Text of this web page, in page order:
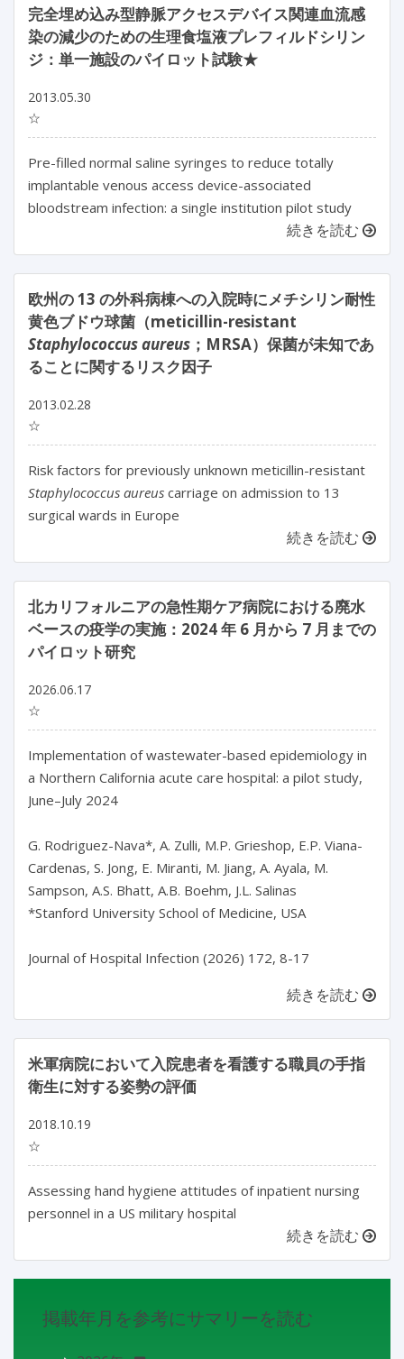
完全埋め込み型静脈アクセスデバイス関連血流感
染の減少のための生理食塩液プレフィルドシリン
ジ：単一施設のパイロット試験★
2013.05.30
☆
Pre-filled normal saline syringes to reduce totally
implantable venous access device-associated
bloodstream infection: a single institution pilot study
続きを読む
欧州の 13 の外科病棟への入院時にメチシリン耐性
黄色ブドウ球菌（meticillin-resistant
Staphylococcus aureus ；MRSA）保菌が未知であ
ることに関するリスク因子
2013.02.28
☆
Risk factors for previously unknown meticillin-resistant
Staphylococcus aureus carriage on admission to 13
surgical wards in Europe
続きを読む
北カリフォルニアの急性期ケア病院における廃水
ベースの疫学の実施：2024 年 6 月から 7 月までの
パイロット研究
2026.06.17
☆
Implementation of wastewater-based epidemiology in
a Northern California acute care hospital: a pilot study,
June–July 2024
G. Rodriguez-Nava*, A. Zulli, M.P. Grieshop, E.P. Viana-
Cardenas, S. Jong, E. Miranti, M. Jiang, A. Ayala, M.
Sampson, A.S. Bhatt, A.B. Boehm, J.L. Salinas
*Stanford University School of Medicine, USA
続きを読む
米軍病院において入院患者を看護する職員の手指
衛生に対する姿勢の評価
2018.10.19
☆
Assessing hand hygiene attitudes of inpatient nursing
personnel in a US military hospital
続きを読む
掲載年月を参考にサマリーを読む